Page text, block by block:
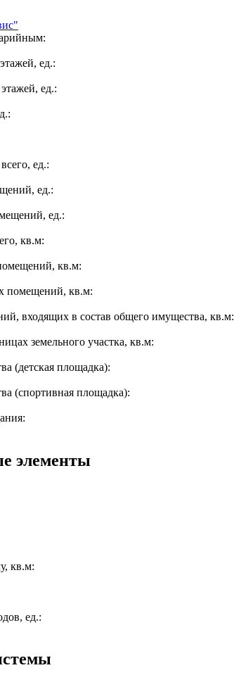
ед.:
ед.:
ед.:
ед.:
ед.:
кв.м:
кв.м:
помещений, кв.м:
входящих в состав общего имущества, кв.м:
земельного участка, кв.м:
(детская площадка):
(спортивная площадка):
элементы
кв.м:
ед.: